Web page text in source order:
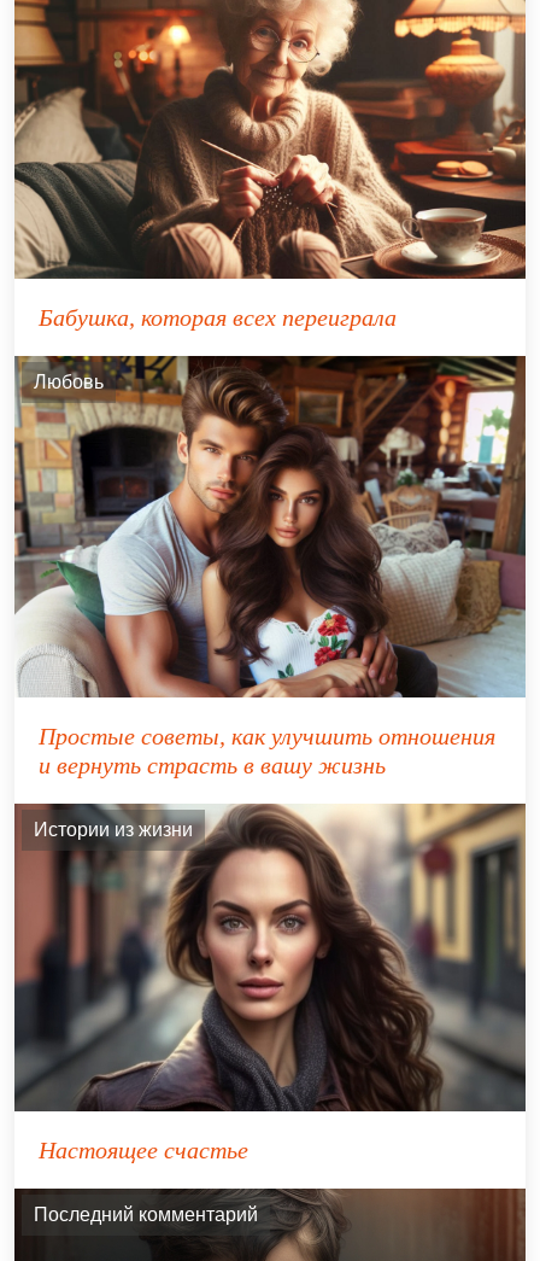
Бабушка, которая всех переиграла
Любовь
Простые советы, как улучшить отношения
и вернуть страсть в вашу жизнь
Истории из жизни
Настоящее счастье
Последний комментарий